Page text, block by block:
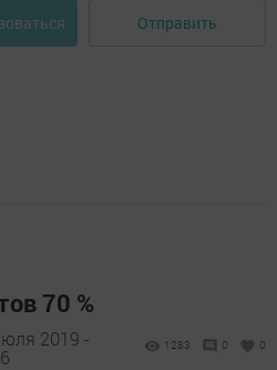
Отправить
70 %
2019 -
1283 0 0